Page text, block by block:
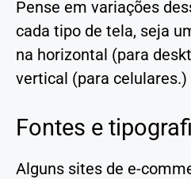
Pense em variações
cada tipo de tela, seja
na horizontal (para
vertical (para celulares.)
Fontes e
Alguns sites de e-